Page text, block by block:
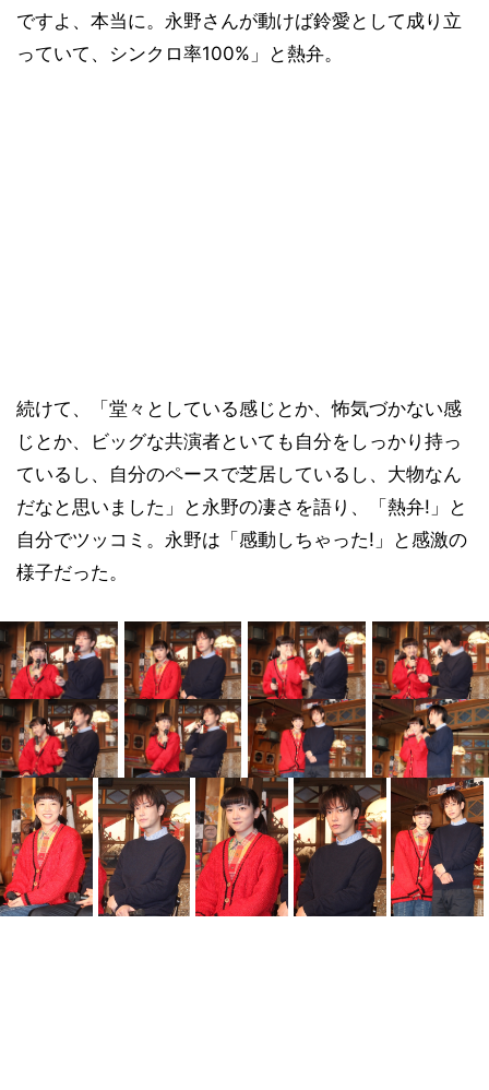
ですよ、本当に。永野さんが動けば鈴愛として成り立
っていて、シンクロ率100%」と熱弁。
続けて、「堂々としている感じとか、怖気づかない感
じとか、ビッグな共演者といても自分をしっかり持っ
ているし、自分のペースで芝居しているし、大物なん
だなと思いました」と永野の凄さを語り、「熱弁!」と
自分でツッコミ。永野は「感動しちゃった!」と感激の
様子だった。